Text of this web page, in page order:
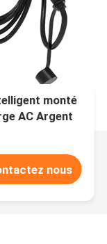
monté
AC Argent
nous